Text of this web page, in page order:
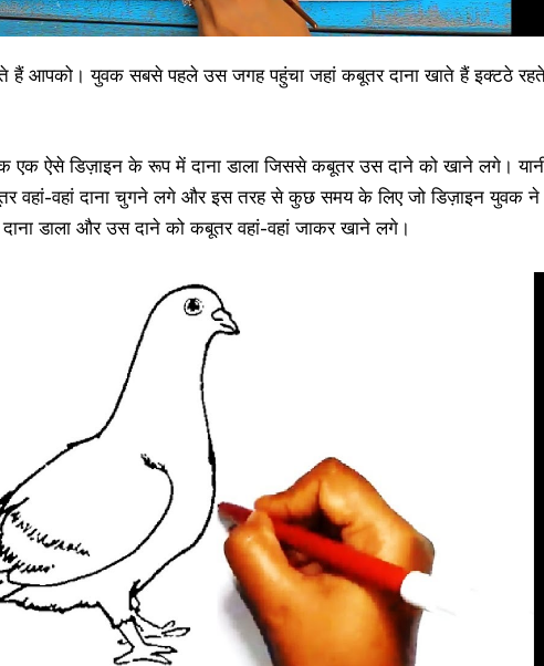
हैं आपको। युवक सबसे पहले उस जगह पहुंचा जहां कबूतर दाना खाते हैं इक्टठे
एक ऐसे डिज़ाइन के रूप में दाना डाला जिससे कबूतर उस दाने को खाने लगे।
वहां-वहां दाना चुगने लगे और इस तरह से कुछ समय के लिए जो डिज़ाइन युवक ने
डाला और उस दाने को कबूतर वहां-वहां जाकर खाने लगे।